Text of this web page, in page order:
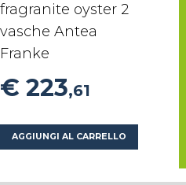
fragranite oyster 2
vasche Antea
Franke
€ 223,61
AGGIUNGI AL CARRELLO